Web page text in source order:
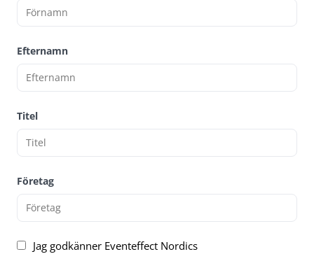
Efternamn
Titel
Företag
Jag godkänner Eventeffect Nordics